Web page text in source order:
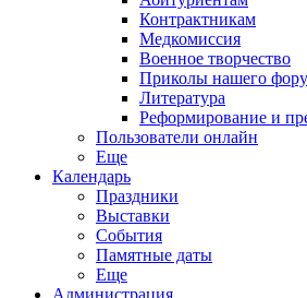
Контрактникам
Медкомиссия
Военное творчество
Приколы нашего
Литература
Реформирование и
Пользователи онлайн
Еще
Календарь
Праздники
Выставки
События
Памятные даты
Еще
Администрация